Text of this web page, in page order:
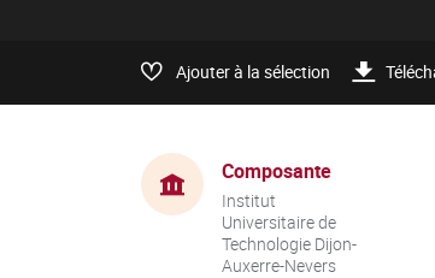
Ajouter à la sélection
Composante
Institut
Universitaire de
Technologie Dijon-
Auxerre-Nevers